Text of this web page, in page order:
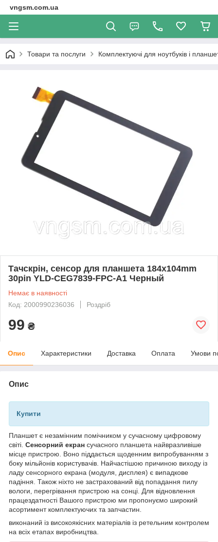
vngsm.com.ua
Товари та послуги Комплектуючі для ноутбуків і
Тачскрін, сенсор для планшета 184x104mm
30pin YLD-CEG7839-FPC-A1 Черный
Немає в наявності
Код: 2000990236036
Роздріб
99 ₴
Опис Характеристики Доставка Оплата Умови
Опис
Купити
Планшет є незамінним помічником у сучасному цифровому
світі. Сенсорний екран сучасного планшета найвразливіше
місце пристрою. Воно піддається щоденним випробуванням з
боку мільйонів користувачів. Найчастішою причиною виходу із
ладу сенсорного екрана (модуля, дисплея) є випадкове
падіння. Також ніхто не застрахований від попадання пилу
вологи, перегрівання пристрою на сонці. Для відновлення
працездатності Вашого пристрою ми пропонуємо широкий
асортимент комплектуючих та запчастин.
виконаний із високоякісних матеріалів із ретельним контролем
на всіх етапах виробництва.